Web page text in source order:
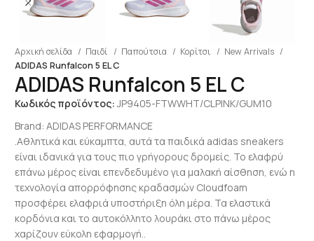
Αρχική σελίδα Παιδί Παπούτσια Κορίτσι
New Arrivals
ADIDAS Runfalcon 5 EL C
ADIDAS Runfalcon 5 EL C
Κωδικός προϊόντος:JP9405-FTWWHT/CLPINK/GUM10
Brand: ADIDAS PERFORMANCE
.Αθλητικά και εύκαμπτα, αυτά τα παιδικά adidas sneakers
είναι ιδανικά για τους πιο γρήγορους δρομείς. Το ελαφρύ
επάνω μέρος είναι επενδεδυμένο για μαλακή αίσθηση, ενώ η
τεχνολογία απορρόφησης κραδασμών Cloudfoam
προσφέρει ελαφριά υποστήριξη όλη μέρα. Τα ελαστικά
κορδόνια και το αυτοκόλλητο λουράκι στο πάνω μέρος
χαρίζουν εύκολη εφαρμογή..